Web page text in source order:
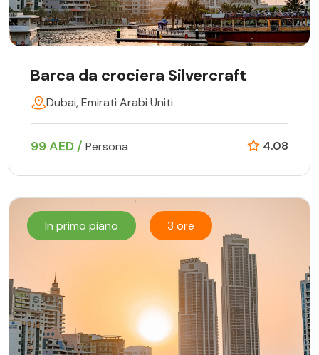
Barca da crociera Silvercraft
Dubai, Emirati Arabi Uniti
99 AED / Persona 4.08
In primo piano 3 ore